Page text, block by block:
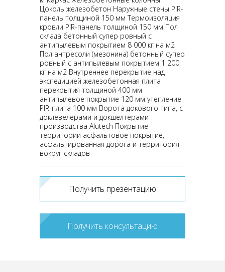
Цоколь железобетон Наружные стены PIR-
панель толщиной 150 мм Термоизоляция
кровли PIR-панель толщиной 150 мм Пол
склада бетонный супер ровный с
антипылевым покрытием 8 000 кг на м2
Пол антресоли (мезонина) бетонный супер
ровный с антипылевым покрытием 1 200
кг на м2 Внутреннее перекрытие над
экспедицией железобетонная плита
перекрытия толщиной 400 мм
антипылевое покрытие 120 мм утепление
PIR-плита 100 мм Ворота докового типа, с
доклевелерами и докшелтерами
производства Alutech Покрытие
территории асфальтовое покрытие,
асфальтированная дорога и территория
вокруг складов
Получить презентацию
Получить консультацию